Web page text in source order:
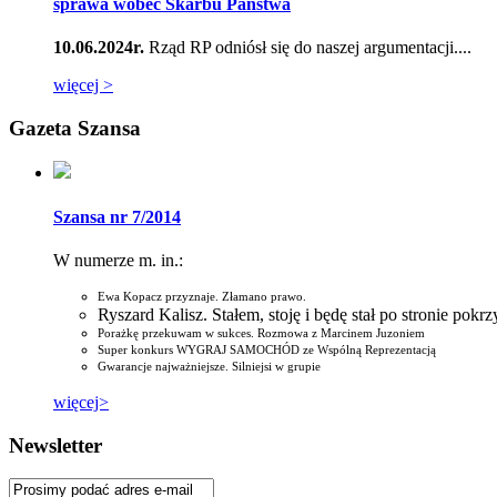
10.06.2024r. Rząd RP odniósł się do naszej argumentacji....
więcej >
Gazeta Szansa
Szansa nr 7/2014
W numerze m. in.:
Ewa Kopacz przyznaje. Złamano prawo.
Ryszard Kalisz. Stałem, stoję i będę stał po stronie
Porażkę przekuwam w sukces. Rozmowa z Marcinem Juzoniem
Super konkurs WYGRAJ SAMOCHÓD ze Wspólną Reprezentacją
Gwarancje najważniejsze. Silniejsi w grupie
więcej>
Newsletter